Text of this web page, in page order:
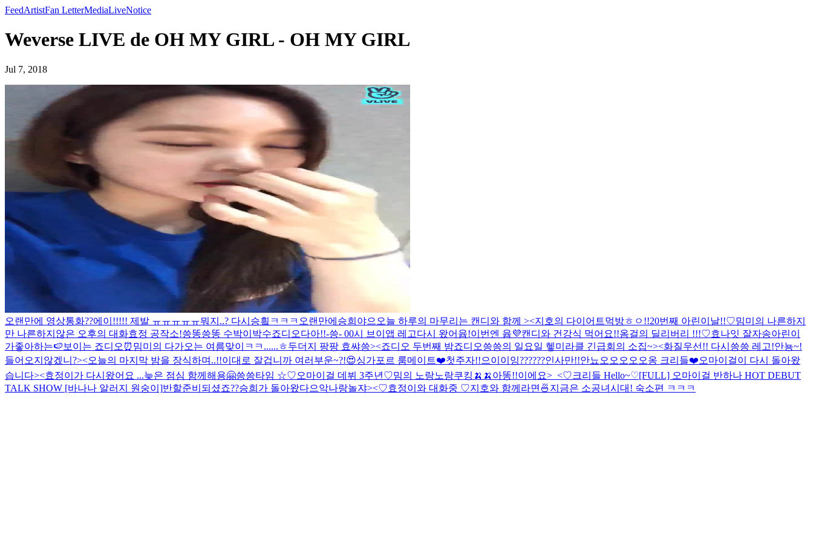
FeedArtistFan LetterMediaLiveNotice
Weverse LIVE de OH MY GIRL - OH MY GIRL
Jul 7, 2018
오랜만에 영상통화??에이!!!!! 제발 ㅠㅠㅠㅠㅠ뭐지..? 다시승힄ㅋㅋㅋ 오랜만에승희야으 오늘 하루의 마무리는 캔디와 함께 ><지호의 다이어트먹방ㅎㅇ!!20번째 아린이날!!♡밈미의 나른하지
만 나른하지않은 오후의 대화효정 공작소!씅똥씅똥 수박이박수죠디오다아!!-씅- 00시 브이앱 레고다시 왔어윱!이번엔 윱💜캔디와 건강식 먹어요!!옴걸의 딜리버리 !!!♡효나잇 잘자송아린이
가좋아하는🍉 보이는 죠디오⏰ 밈미의 다가오는 여름맞이ㅋㅋ......ㅎ두더지 팡팡 효쌰씅><죠디오 두번째 밤죠디오씅씅의 일요일 헿미라클 긴급회의 소집~><화질우선!! 다시씅씅 레고!안뇽~!
들어오지않겠니?><오늘의 마지막 밤을 장식하며..!!이대로 잘겁니까 여러부운~?!😍싱가포르 룸메이트❤️첫주자!!으이이잉??????인사만!!안뇨오오오오오옹 크리들❤️오마이걸이 다시 돌아왔
습니다><효정이가 다시왔어요 ...늦은 점심 함께해용🤗씅씅타임 ☆♡오마이걸 데뷔 3주년♡밈의 노랑노랑쿠킹🍌🍌 아똥!!이에요>_<♡크리들 Hello~♡[FULL] 오마이걸 반하나 HOT DEBUT
TALK SHOW [바나나 알러지 원숭이]반할준비되셨죠??승희가 돌아왔다으악나랑놀쟈><♡효정이와 대화중 ♡지호와 함께라면🍜 지금은 소공녀시대! 숙소편 ㅋㅋㅋ